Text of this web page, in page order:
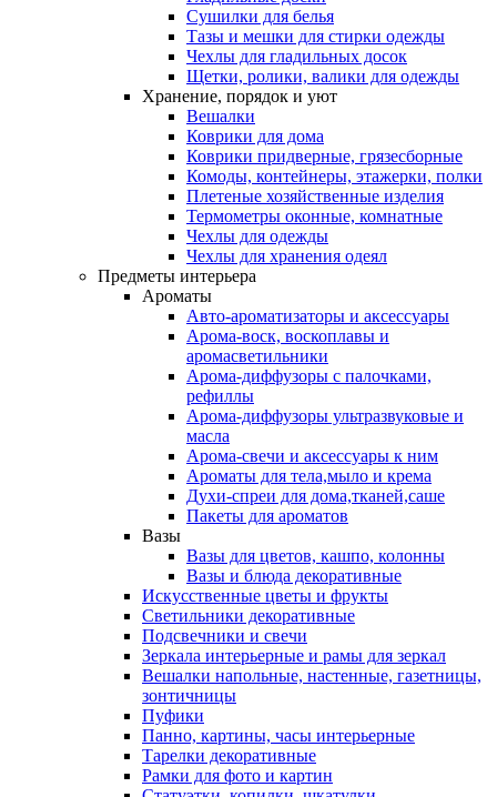
Сушилки для белья
Тазы и мешки для стирки одежды
Чехлы для гладильных досок
Щетки, ролики, валики для одежды
Хранение, порядок и уют
Вешалки
Коврики для дома
Коврики придверные, грязесборные
Комоды, контейнеры, этажерки, полки
Плетеные хозяйственные изделия
Термометры оконные, комнатные
Чехлы для одежды
Чехлы для хранения одеял
Предметы интерьера
Ароматы
Авто-ароматизаторы и аксессуары
Арома-воск, воскоплавы и
аромасветильники
Арома-диффузоры с палочками,
рефиллы
Арома-диффузоры ультразвуковые и
масла
Арома-свечи и аксессуары к ним
Ароматы для тела,мыло и крема
Духи-спреи для дома,тканей,саше
Пакеты для ароматов
Вазы
Вазы для цветов, кашпо, колонны
Вазы и блюда декоративные
Искусственные цветы и фрукты
Светильники декоративные
Подсвечники и свечи
Зеркала интерьерные и рамы для зеркал
Вешалки напольные, настенные, газетницы,
зонтичницы
Пуфики
Панно, картины, часы интерьерные
Тарелки декоративные
Рамки для фото и картин